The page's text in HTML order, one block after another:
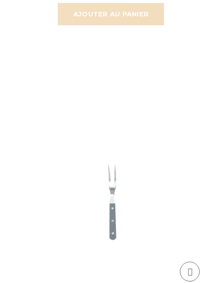
AJOUTER AU PANIER